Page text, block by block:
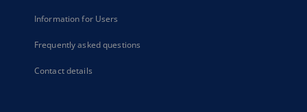
Information for Users
Frequently asked questions
Contact details